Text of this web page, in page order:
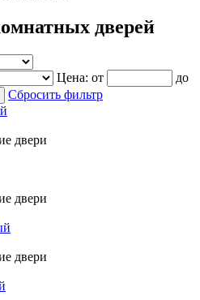
дверей
Цена: от
до
Сбросить фильтр
двери
двери
двери